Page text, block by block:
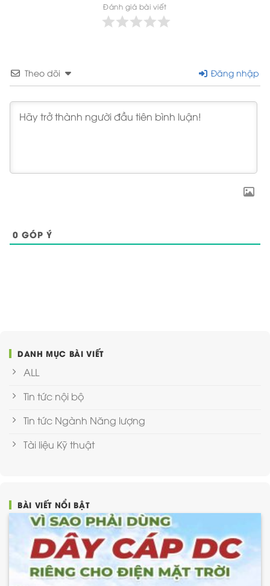
Đánh giá bài viết
Theo dõi Đăng nhập
0 GÓP Ý
DANH MỤC BÀI VIẾT
ALL
Tin tức nội bộ
Tin tức Ngành Năng lượng
Tài liệu Kỹ thuật
BÀI VIẾT NỔI BẬT